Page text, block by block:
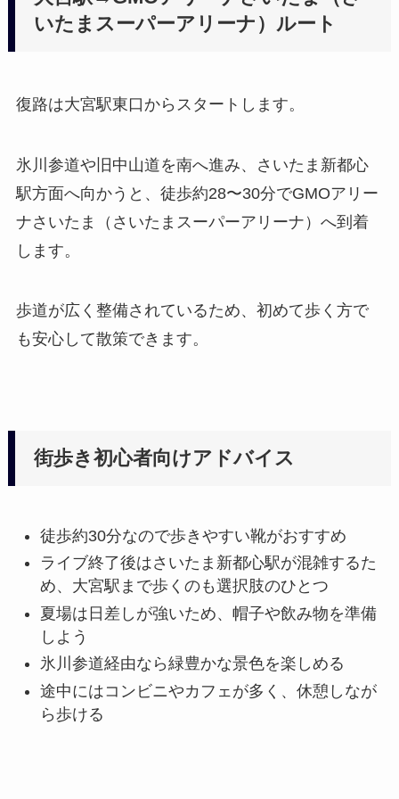
いたまスーパーアリーナ）ルート
復路は大宮駅東口からスタートします。
氷川参道や旧中山道を南へ進み、さいたま新都心
駅方面へ向かうと、徒歩約28〜30分でGMOアリー
ナさいたま（さいたまスーパーアリーナ）へ到着
します。
歩道が広く整備されているため、初めて歩く方で
も安心して散策できます。
街歩き初心者向けアドバイス
徒歩約30分なので歩きやすい靴がおすすめ
ライブ終了後はさいたま新都心駅が混雑するた
め、大宮駅まで歩くのも選択肢のひとつ
夏場は日差しが強いため、帽子や飲み物を準備
しよう
氷川参道経由なら緑豊かな景色を楽しめる
途中にはコンビニやカフェが多く、休憩しなが
ら歩ける